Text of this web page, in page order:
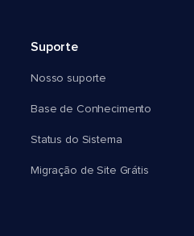
Suporte
Nosso suporte
Base de Conhecimento
Status do Sistema
Migração de Site Grátis